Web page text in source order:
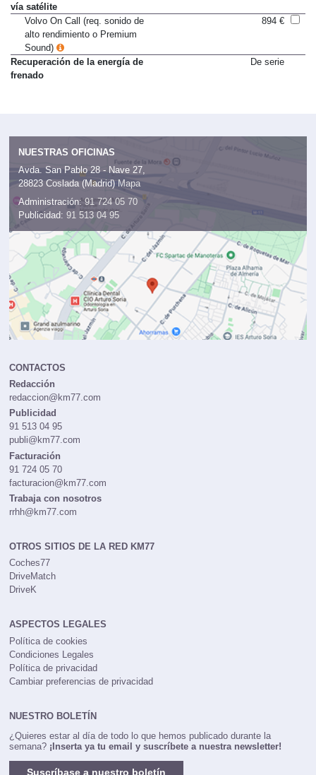
vía satélite
Volvo On Call (req. sonido de
alto rendimiento o Premium
Sound)
894 €
Recuperación de la energía de
frenado
De serie
NUESTRAS OFICINAS
Avda. San Pablo 28 - Nave 27,
28823 Coslada (Madrid) Mapa
Administración: 91 724 05 70
Publicidad: 91 513 04 95
CONTACTOS
Redacción
redaccion@km77.com
Publicidad
91 513 04 95
publi@km77.com
Facturación
91 724 05 70
facturacion@km77.com
Trabaja con nosotros
rrhh@km77.com
OTROS SITIOS DE LA RED KM77
Coches77
DriveMatch
DriveK
ASPECTOS LEGALES
Política de cookies
Condiciones Legales
Política de privacidad
Cambiar preferencias de privacidad
NUESTRO BOLETÍN
¿Quieres estar al día de todo lo que hemos publicado durante la
semana? ¡Inserta ya tu email y suscríbete a nuestra newsletter!
Suscríbase a nuestro boletín